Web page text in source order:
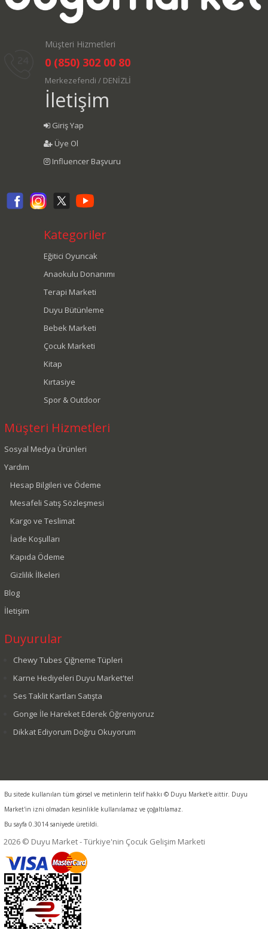
Müşteri Hizmetleri
0 (850) 302 00 80
Merkezefendi / DENİZLİ
İletişim
Giriş Yap
Üye Ol
Influencer Başvuru
Kategoriler
Eğitici Oyuncak
Anaokulu Donanımı
Terapi Marketi
Duyu Bütünleme
Bebek Marketi
Çocuk Marketi
Kitap
Kırtasiye
Spor & Outdoor
Müşteri Hizmetleri
Sosyal Medya Ürünleri
Yardım
Hesap Bilgileri ve Ödeme
Mesafeli Satış Sözleşmesi
Kargo ve Teslimat
İade Koşulları
Kapıda Ödeme
Gizlilik İlkeleri
Blog
İletişim
Duyurular
Chewy Tubes Çiğneme Tüpleri
Karne Hediyeleri Duyu Market'te!
Ses Taklit Kartları Satışta
Gonge İle Hareket Ederek Öğreniyoruz
Dikkat Ediyorum Doğru Okuyorum
Bu sitede kullanılan tüm görsel ve metinlerin telif hakkı © Duyu Market'e aittir. Duyu
Market'in izni olmadan kesinlikle kullanılamaz ve çoğaltılamaz.
Bu sayfa 0.3014 saniyede üretildi.
2026 © Duyu Market - Türkiye'nin Çocuk Gelişim Marketi